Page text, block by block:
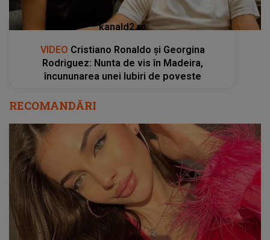
kanald2.ro
VIDEO Cristiano Ronaldo și Georgina
Rodriguez: Nunta de vis în Madeira,
încununarea unei Iubiri de poveste
RECOMANDĂRI